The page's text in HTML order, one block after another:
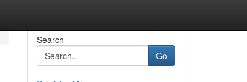
Search
Go